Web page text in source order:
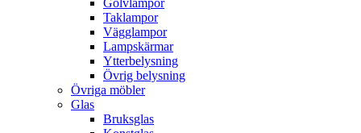
Golvlampor
Taklampor
Vägglampor
Lampskärmar
Ytterbelysning
Övrig belysning
Övriga möbler
Glas
Bruksglas